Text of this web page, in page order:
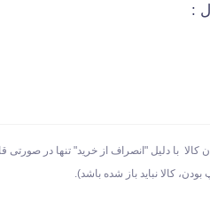
:
با دلیل "انصراف از خرید" تنها در صورتی
کالا نباید باز شده باشد).